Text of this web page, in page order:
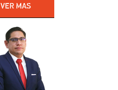
VER MAS